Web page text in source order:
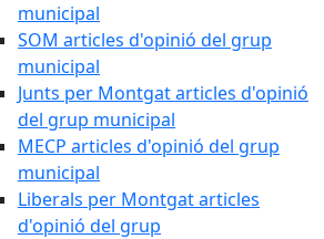
municipal
SOM articles d'opinió del grup
municipal
Junts per Montgat articles d'opinió
del grup municipal
MECP articles d'opinió del grup
municipal
Liberals per Montgat articles
d'opinió del grup